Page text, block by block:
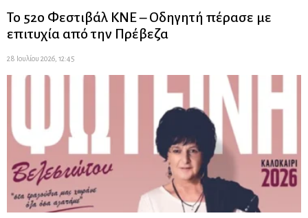
Το 52ο Φεστιβάλ ΚΝΕ – Οδηγητή πέρασε με
επιτυχία από την Πρέβεζα
28 Ιουλίου 2026, 12:45